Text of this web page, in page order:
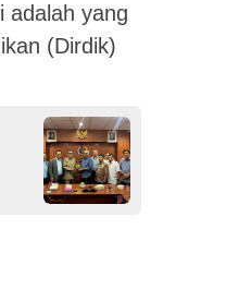
adalah yang
(Dirdik)